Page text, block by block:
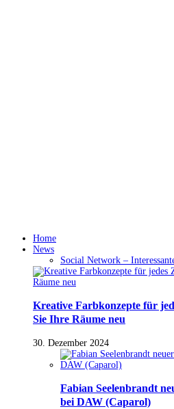
Home
News
Social Network –
Kreative Farbkonzepte für
Sie Ihre Räume neu
30. Dezember 2024
Fabian Seelenbrandt
bei DAW (Caparol)